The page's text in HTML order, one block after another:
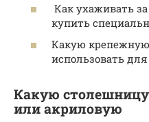
Как ухаживать
купить
Какую
использовать
Какую
или акриловую